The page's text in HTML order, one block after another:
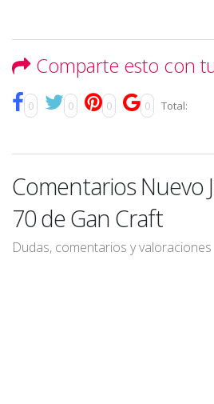
Comparte esto con
0 0 0 0 Total:
Comentarios Nuevo
70 de Gan Craft
Dudas, comentarios y valoraciones